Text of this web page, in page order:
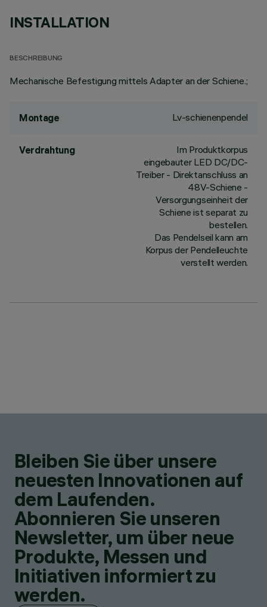
INSTALLATION
BESCHREIBUNG
Mechanische Befestigung mittels Adapter an der Schiene.;
Montage Lv-schienenpendel
Verdrahtung
Im Produktkorpus
eingebauter LED DC/DC-
Treiber - Direktanschluss an
48V-Schiene -
Versorgungseinheit der
Schiene ist separat zu
bestellen.
Das Pendelseil kann am
Korpus der Pendelleuchte
verstellt werden.
Bleiben Sie über unsere
neuesten Innovationen auf
dem Laufenden.
Abonnieren Sie unseren
Newsletter, um über neue
Produkte, Messen und
Initiativen informiert zu
werden.